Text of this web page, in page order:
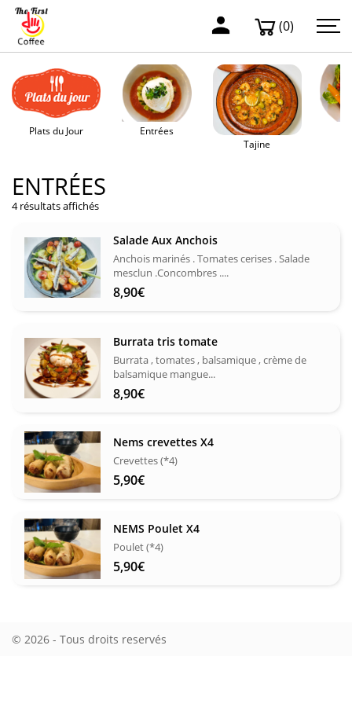
(0)
Plats du Jour
Entrées
Tajine
ENTRÉES
4 résultats affichés
Salade Aux Anchois
Anchois marinés . Tomates cerises . Salade
mesclun .Concombres ....
8,90€
Burrata tris tomate
Burrata , tomates , balsamique , crème de
balsamique mangue...
8,90€
Nems crevettes X4
Crevettes (*4)
5,90€
NEMS Poulet X4
Poulet (*4)
5,90€
© 2026 - Tous droits reservés